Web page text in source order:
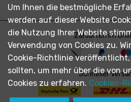
Länge : 0.5 Meter
Dicke/Stärke : 0.5mm
Breite : 30mm
Länge : 1 Meter
Dicke/Stärke :
0.5mm
Breite : 30mm
Zahlarten im
Schneller
Um Ihnen die bestmögliche
werden auf dieser Website
die Nutzung Ihrer Website
Verwendung von Cookies zu.
Cookie-Richtlinie
sollten, um mehr über die von
Cookies zu erfahren. Cookies-